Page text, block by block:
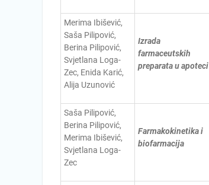
Merima Ibišević,
Saša Pilipović,
Berina Pilipović,
Svjetlana Loga-
Zec, Enida Karić,
Alija Uzunović
Izrada
farmaceutskih
preparata u apoteci
Saša Pilipović,
Berina Pilipović,
Merima Ibišević,
Svjetlana Loga-
Zec
Farmakokinetika i
biofarmacija